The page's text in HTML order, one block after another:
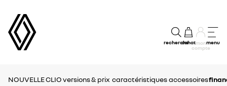
rechercheachatmon
compte
menu
NOUVELLE CLIOversions & prix caractéristiquesaccessoires